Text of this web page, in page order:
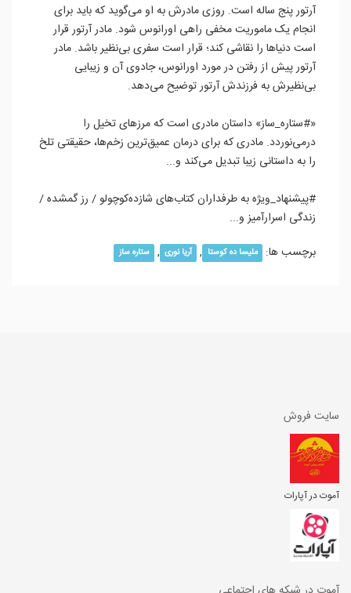
آرتور پنج ساله است. روزی مادرش به او می‌گوید که باید برای
انجام یک ماموریت مخفی راهی اورانوس شود. مادر آرتور قرار
است دنیاها را نقاشی کند؛ قرار است سفری بی‌نظیر باشد. مادر
آرتور پیش از رفتن در مورد اورانوس، جادوی آن و زیبایی
بی‌نظیرش به فرزندش آرتور توضیح می‌دهد.
«#ستاره_ساز» داستان مادری است که مرزهای تخیل را
درمی‌نوردد. مادری که برای درمان عمیق‌ترین زخم‌ها، حقیقتی تلخ
را به داستانی زیبا تبدیل می‌کند و...
#پیشنهاد_ویژه به طرفداران کتاب‌‌های شازده‌کوچولو / رز‌ گمشده /
زندگی اسرارآمیز و...
برچسب ها:
ملیسا ده کوستا , آریا نوری , ستاره ساز
سایت فروش
آموت در آپارات